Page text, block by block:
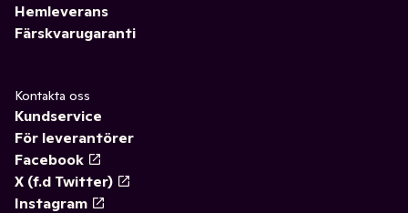
Hemleverans
Färskvarugaranti
Kontakta oss
Kundservice
För leverantörer
Facebook
X (f.d Twitter)
Instagram